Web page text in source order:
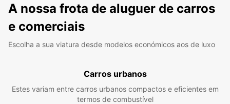
A nossa frota de aluguer de carros
e comerciais
Escolha a sua viatura desde modelos económicos aos de luxo
Carros urbanos
Estes variam entre carros urbanos compactos e eficientes em
termos de combustível